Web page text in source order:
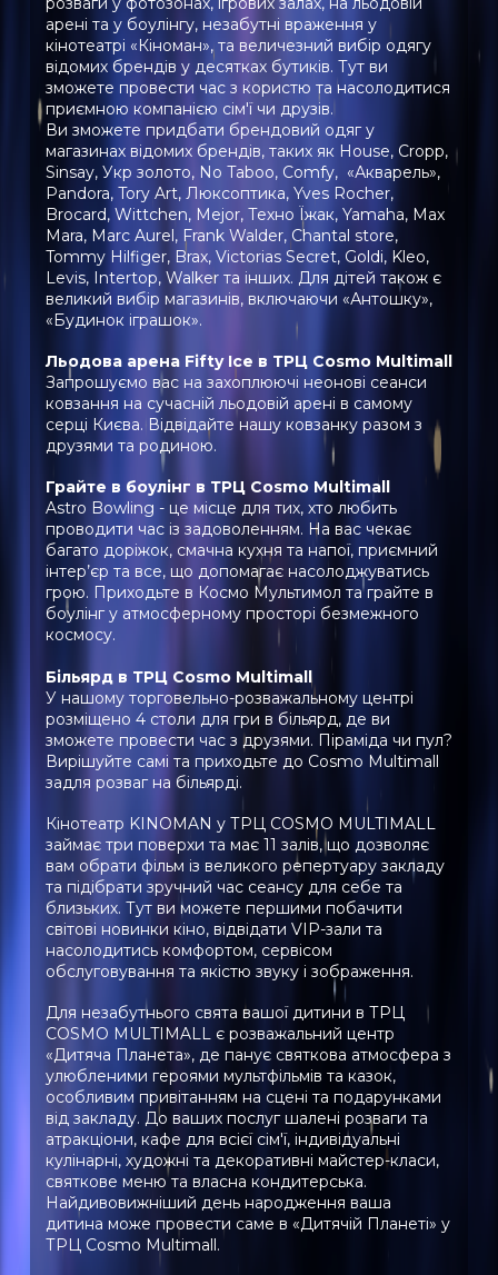
арені та у боулінгу, незабутні враження у
кінотеатрі «Кіноман», та величезний вибір одягу
відомих брендів у десятках бутиків. Тут ви
зможете провести час з користю та насолодитися
приємною компанією сім'ї чи друзів.
Ви зможете придбати брендовий одяг у
магазинах відомих брендів, таких як House, Cropp,
Sinsay, Укр золото, No Taboo, Comfy, «Акварель»,
Pandora, Tory Art, Люксоптика, Yves Rocher,
Brocard, Wittchen, Mejor, Техно Їжак, Yamaha, Max
Mara, Marc Aurel, Frank Walder, Chantal store,
Tommy Hilfiger, Brax, Victorias Secret, Goldi, Kleo,
Levis, Intertop, Walker та інших. Для дітей також є
великий вибір магазинів, включаючи «Антошку»,
«Будинок іграшок».
Льодова арена Fifty Ice в ТРЦ Cosmo Multimall
Запрошуємо вас на захоплюючі неонові сеанси
ковзання на сучасній льодовій арені в самому
серці Києва. Відвідайте нашу ковзанку разом з
друзями та родиною.
Грайте в боулінг в ТРЦ Cosmo Multimall
Astro Bowling - це місце для тих, хто любить
проводити час із задоволенням. На вас чекає
багато доріжок, смачна кухня та напої, приємний
інтер’єр та все, що допомагає насолоджуватись
грою. Приходьте в Космо Мультимол та грайте в
боулінг у атмосферному просторі безмежного
космосу.
Більярд в ТРЦ Cosmo Multimall
У нашому торговельно-розважальному центрі
розміщено 4 столи для гри в більярд, де ви
зможете провести час з друзями. Піраміда чи пул?
Вирішуйте самі та приходьте до Cosmo Multimall
задля розваг на більярді.
Кінотеатр KINOMAN у ТРЦ COSMO MULTIMALL
займає три поверхи та має 11 залів, що дозволяє
вам обрати фільм із великого репертуару закладу
та підібрати зручний час сеансу для себе та
близьких. Тут ви можете першими побачити
світові новинки кіно, відвідати VIP-зали та
насолодитись комфортом, сервісом
обслуговування та якістю звуку і зображення.
Для незабутнього свята вашої дитини в ТРЦ
COSMO MULTIMALL є розважальний центр
«Дитяча Планета», де панує святкова атмосфера з
улюбленими героями мультфільмів та казок,
особливим привітанням на сцені та подарунками
від закладу. До ваших послуг шалені розваги та
атракціони, кафе для всієї сім'ї, індивідуальні
кулінарні, художні та декоративні майстер-класи,
святкове меню та власна кондитерська.
Найдивовижніший день народження ваша
дитина може провести саме в «Дитячій Планеті» у
ТРЦ Cosmo Multimall.
EN
UK